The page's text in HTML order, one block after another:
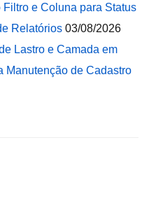
e Coluna para Status
Relatórios 03/08/2026
Lastro e Camada em
Manutenção de Cadastro